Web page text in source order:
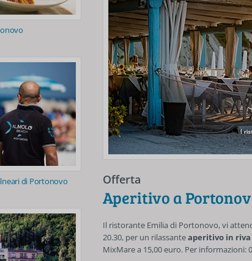
di Portonovo Offerta
Aperitivo a
Il ristorante Emilia di Portonovo, vi
20.30, per un rilassanteaperitivo in
MixMare a 15,00 euro. Per informazioni: